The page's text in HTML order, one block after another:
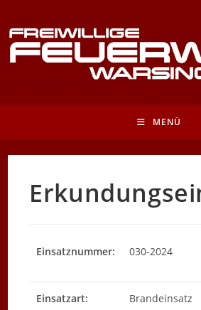
Inhalt
springen
MENÜ
Einsatznummer: 030-2024
Einsatzart: Brandeinsatz